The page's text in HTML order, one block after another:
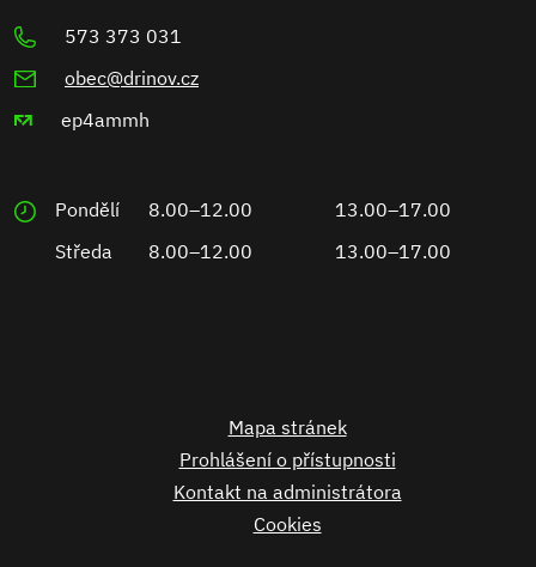
573 373 031
obec@drinov.cz
ep4ammh
Pondělí 8.00–12.00
13.00–17.00
Středa
8.00–12.00 13.00–17.00
Mapa stránek
Prohlášení o přístupnosti
Kontakt na administrátora
Cookies